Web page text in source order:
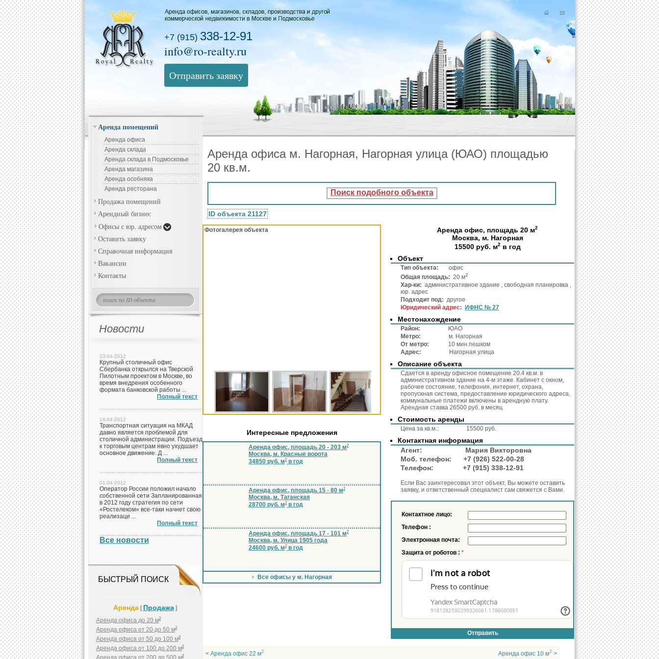
+7 (915) 338-12-91
info@ro-realty.ru
Отправить заявку
Аренда помещений
Аренда офиса
Аренда склада
Аренда склада в Подмосковье
Аренда магазина
Аренда особняка
Аренда ресторана
Продажа помещений
Арендный бизнес
Офисы с юр. адресом
Оставить заявку
Справочная информация
Вакансии
Контакты
Новости
23-04-2012
Крупный столичный офис
Сбербанка открылся на Тверской
Пилотным проектом в Москве, во
время внедрения особенного
формата банковской работы ...
Полный текст
16-04-2012
Транспортная ситуация на МКАД
давно является проблемой для
столичной администрации. Подъезд
к торговым центрам явно ухудшает
основное движение. Д ...
Полный текст
01-04-2012
Оператор России положил начало
собственной сети Запланированная
в 2012 году стратегия по сети
«Ростелеком» все-таки начнет свою
реализаци ...
Полный текст
Все новости
БЫСТРЫЙ ПОИСК
Аренда[ Продажа]
Аренда офиса до 20 м2
Аренда офиса от 20 до 50 м2
Аренда офиса от 50 до 100 м2
Аренда офиса от 100 до 200 м2
Аренда офиса от 200 до 500 м2
Аренда офиса м. Нагорная, Нагорная улица (ЮАО) площадью
20 кв.м.
Поиск подобного объекта
ID объекта 21127
Фотогалерея объекта
Интересные предложения
Аренда офис, площадь 20 - 203 м2
Москва, м. Красные ворота
34850 руб. м2 в год
Аренда офис, площадь 15 - 80 м2
Москва, м. Таганская
28700 руб. м2 в год
Аренда офис, площадь 17 - 101 м2
Москва, м. Улица 1905 года
24600 руб. м2 в год
Все офисы у м. Нагорная
Аренда офис, площадь 20 м2
Москва, м. Нагорная
15500 руб. м2в год
Объект
Тип объекта:
офис
Общая площадь: 20 м2
Хар-ки: административное здание , свободная планировка ,
юр. адрес
Подходит под: другое
Юридический адрес:
ИФНС № 27
Местонахождение
Район:
ЮАО
Метро:
м. Нагорная
От метро:
10 мин.пешком
Адрес:
Нагорная улица
Описание объекта
Сдается в аренду офисное помещение 20.4 кв.м. в
административном здание на 4-м этаже. Кабинет с окном,
рабочее состояние, телефония, интернет, охрана,
пропускная система, предоставление юридического адреса,
коммунальные платежи включены в арендную плату.
Арендная ставка 26500 руб. в месяц
Стоимость аренды
Цена за кв.м.: 15500 руб.
Контактная информация
Агент:
Мария Викторовна
Моб. телефон:
+7 (926) 522-00-28
Телефон:
+7 (915) 338-12-91
Если Вас заинтересовал этот объект, Вы можете оставить
заявку, и ответственный специалист сам свяжется с Вами.
Контактное лицо:
Телефон :
Электронная почта:
Защита от роботов : *
< Аренда офис 22 м2 Аренда офис 10 м2 >